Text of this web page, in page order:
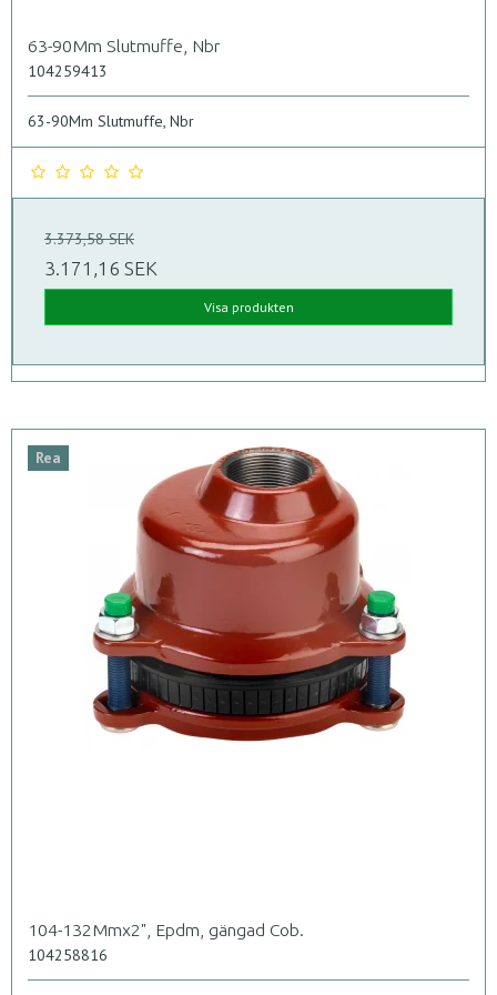
63-90Mm Slutmuffe, Nbr
104259413
63-90Mm Slutmuffe, Nbr
3.373,58 SEK
3.171,16 SEK
Visa produkten
Rea
104-132Mmx2", Epdm, gängad Cob.
104258816